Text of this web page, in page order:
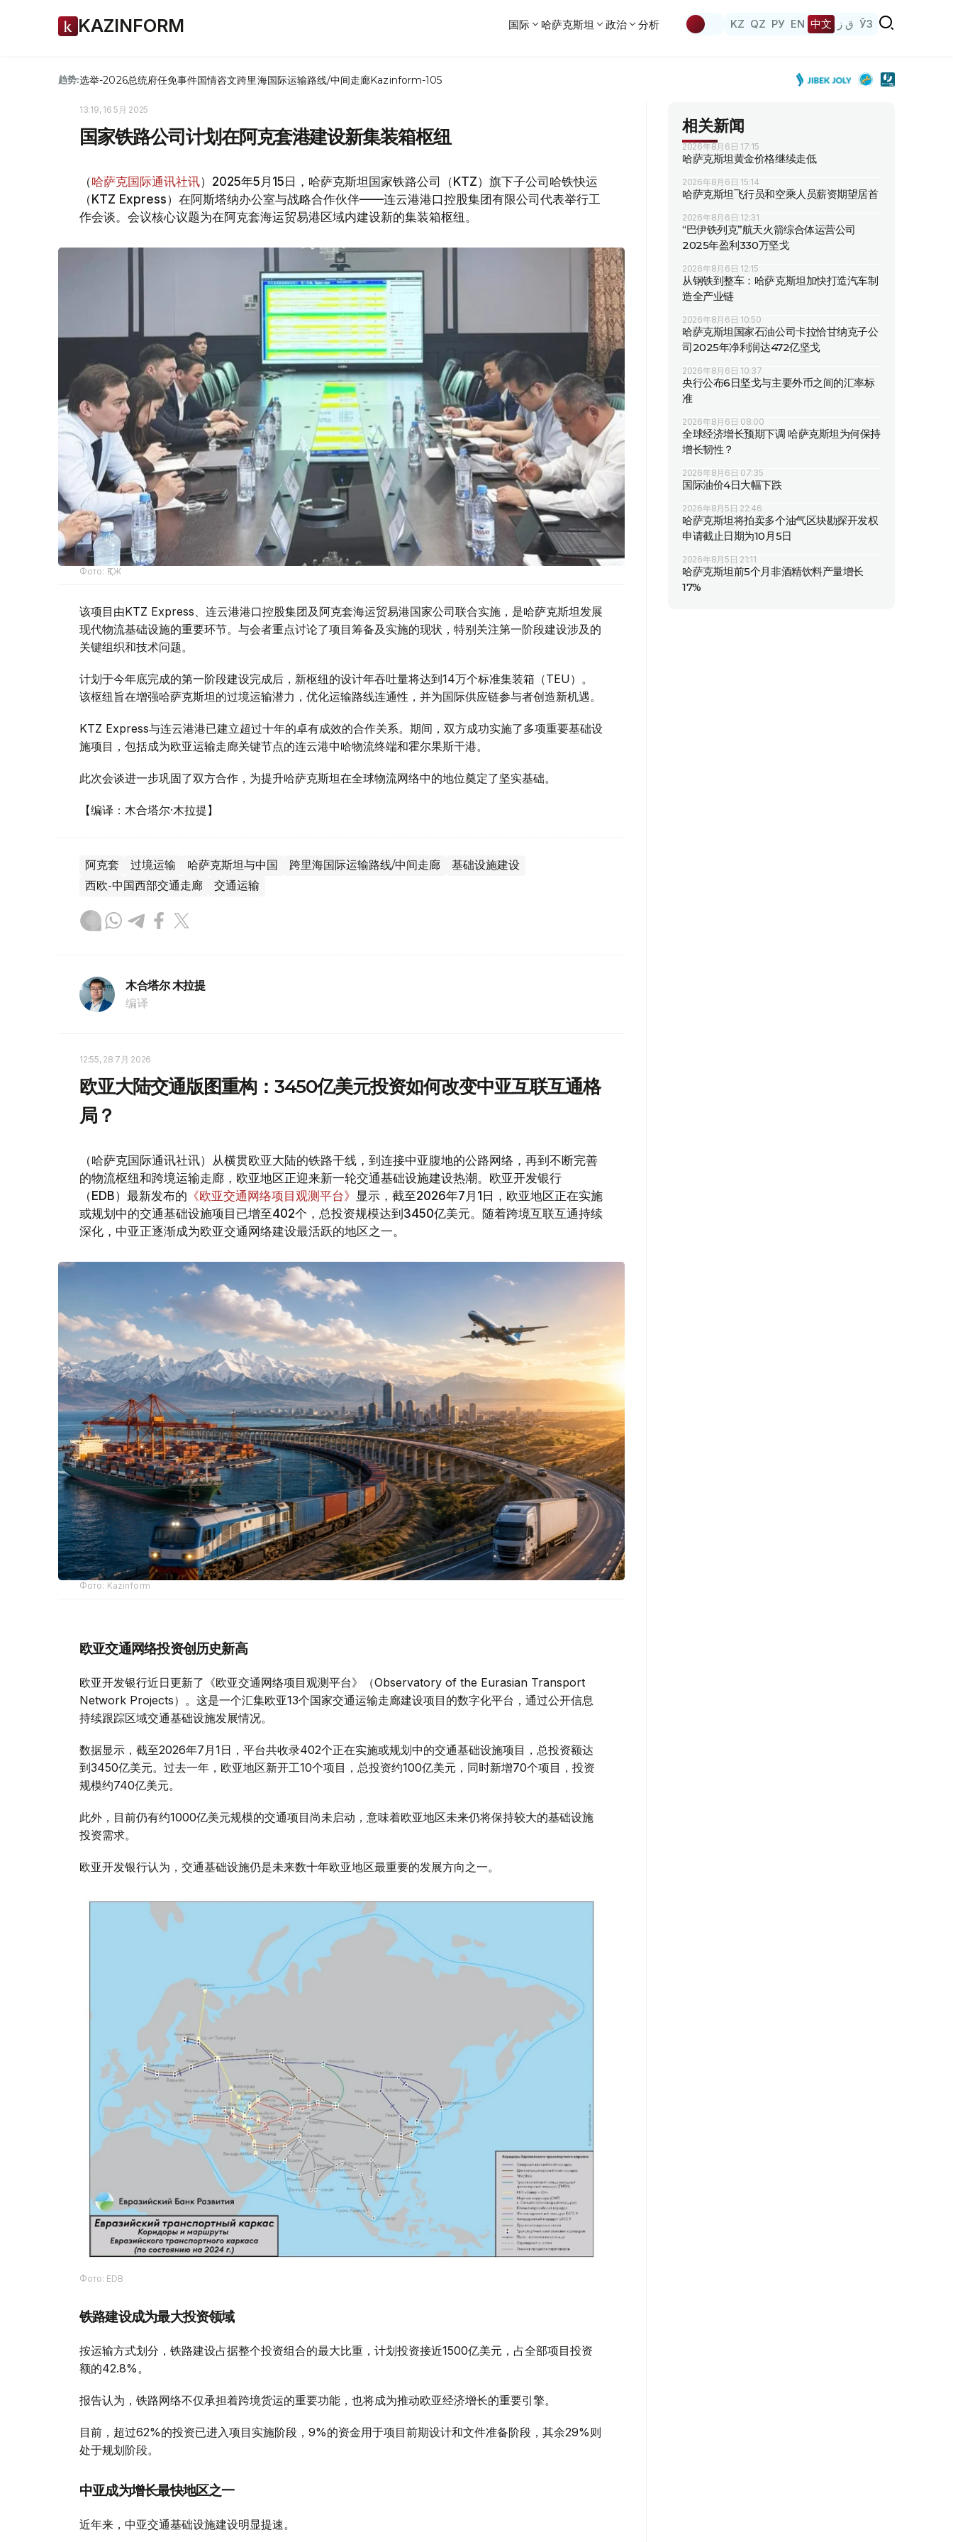
KAZINFORM 国际 哈萨克斯坦 政治 分析 KZ QZ РУ EN 中文 ق ز ЎЗ
趋势:选举-2026总统府任免事件国情咨文跨里海国际运输路线/中间走廊Kazinform-105
13:19, 16 5月 2025
国家铁路公司计划在阿克套港建设新集装箱枢纽
（哈萨克国际通讯社讯）2025年5月15日，哈萨克斯坦国家铁路公司（KTZ）旗下子公司哈铁快运
（KTZ Express）在阿斯塔纳办公室与战略合作伙伴——连云港港口控股集团有限公司代表举行工
作会谈。会议核心议题为在阿克套海运贸易港区域内建设新的集装箱枢纽。
Фото: ҚТЖ
该项目由KTZ Express、连云港港口控股集团及阿克套海运贸易港国家公司联合实施，是哈萨克斯坦发展
现代物流基础设施的重要环节。与会者重点讨论了项目筹备及实施的现状，特别关注第一阶段建设涉及的
关键组织和技术问题。
计划于今年底完成的第一阶段建设完成后，新枢纽的设计年吞吐量将达到14万个标准集装箱（TEU）。
该枢纽旨在增强哈萨克斯坦的过境运输潜力，优化运输路线连通性，并为国际供应链参与者创造新机遇。
KTZ Express与连云港港已建立超过十年的卓有成效的合作关系。期间，双方成功实施了多项重要基础设
施项目，包括成为欧亚运输走廊关键节点的连云港中哈物流终端和霍尔果斯干港。
此次会谈进一步巩固了双方合作，为提升哈萨克斯坦在全球物流网络中的地位奠定了坚实基础。
【编译：木合塔尔·木拉提】
阿克套 过境运输 哈萨克斯坦与中国 跨里海国际运输路线/中间走廊
基础设施建设
西欧-中国西部交通走廊
交通运输
木合塔尔 木拉提
编译
12:55, 28 7月 2026
欧亚大陆交通版图重构：3450亿美元投资如何改变中亚互联互通格
局？
（哈萨克国际通讯社讯）从横贯欧亚大陆的铁路干线，到连接中亚腹地的公路网络，再到不断完善
的物流枢纽和跨境运输走廊，欧亚地区正迎来新一轮交通基础设施建设热潮。欧亚开发银行
（EDB）最新发布的 《欧亚交通网络项目观测平台》 显示，截至2026年7月1日，欧亚地区正在实施
或规划中的交通基础设施项目已增至402个，总投资规模达到3450亿美元。随着跨境互联互通持续
深化，中亚正逐渐成为欧亚交通网络建设最活跃的地区之一。
Фото: Kazinform
欧亚交通网络投资创历史新高
欧亚开发银行近日更新了《欧亚交通网络项目观测平台》（Observatory of the Eurasian Transport
Network Projects）。这是一个汇集欧亚13个国家交通运输走廊建设项目的数字化平台，通过公开信息
持续跟踪区域交通基础设施发展情况。
数据显示，截至2026年7月1日，平台共收录402个正在实施或规划中的交通基础设施项目，总投资额达
到3450亿美元。过去一年，欧亚地区新开工10个项目，总投资约100亿美元，同时新增70个项目，投资
规模约740亿美元。
此外，目前仍有约1000亿美元规模的交通项目尚未启动，意味着欧亚地区未来仍将保持较大的基础设施
投资需求。
欧亚开发银行认为，交通基础设施仍是未来数十年欧亚地区最重要的发展方向之一。
Фото: EDB
铁路建设成为最大投资领域
按运输方式划分，铁路建设占据整个投资组合的最大比重，计划投资接近1500亿美元，占全部项目投资
额的42.8%。
报告认为，铁路网络不仅承担着跨境货运的重要功能，也将成为推动欧亚经济增长的重要引擎。
目前，超过62%的投资已进入项目实施阶段，9%的资金用于项目前期设计和文件准备阶段，其余29%则
处于规划阶段。
中亚成为增长最快地区之一
近年来，中亚交通基础设施建设明显提速。
相关新闻
2026年8月6日 17:15
哈萨克斯坦黄金价格继续走低
2026年8月6日 15:14
哈萨克斯坦飞行员和空乘人员薪资期望居首
2026年8月6日 12:31
“巴伊铁列克”航天火箭综合体运营公司
2025年盈利330万坚戈
2026年8月6日 12:15
从钢铁到整车：哈萨克斯坦加快打造汽车制
造全产业链
2026年8月6日 10:50
哈萨克斯坦国家石油公司卡拉恰甘纳克子公
司2025年净利润达472亿坚戈
2026年8月6日 10:37
央行公布6日坚戈与主要外币之间的汇率标
准
2026年8月6日 08:00
全球经济增长预期下调 哈萨克斯坦为何保持
增长韧性？
2026年8月6日 07:35
国际油价4日大幅下跌
2026年8月5日 22:46
哈萨克斯坦将拍卖多个油气区块勘探开发权
申请截止日期为10月5日
2026年8月5日 21:11
哈萨克斯坦前5个月非酒精饮料产量增长
17%